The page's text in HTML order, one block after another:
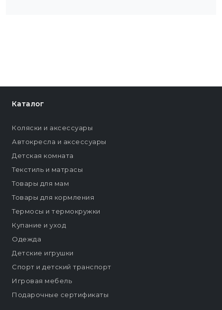
Каталог
Коляски и аксессуары
Автокресла и аксессуары
Детская комната
Текстиль и матрасы
Товары для мам
Товары для кормления
Термосы и термокружки
Купание и уход
Одежда
Детские игрушки
Спорт и детский транспорт
Игровая мебель
Подарочные сертификаты